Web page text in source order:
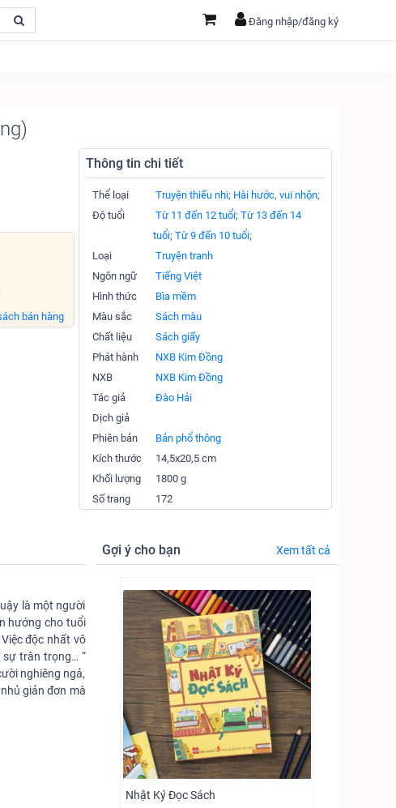
Đăng nhập/đăng ký
bán hàng
Thông tin chi tiết
Thể loại Truyện thiếu nhi; Hài hước, vui nhộn;
Độ tuổi
Từ 11 đến 12 tuổi; Từ 13 đến 14
tuổi; Từ 9 đến 10 tuổi;
Loại
Truyện tranh
Ngôn ngữ
Tiếng Việt
Hình thức
Bìa mềm
Màu sắc
Sách màu
Chất liệu
Sách giấy
Phát hành
NXB Kim Đồng
NXB
NXB Kim Đồng
Tác giả
Đào Hải
Dịch giả
Phiên bản
Bản phổ thông
Kích thước
14,5x20,5 cm
Khối lượng
1800 g
Số trang
172
là một người
hướng cho tuổi
độc nhất vô
sự trân trọng… “
nghiêng ngả,
giản đơn mà
Gợi ý cho bạn Xem tất cả
Nhật Ký Đọc Sách